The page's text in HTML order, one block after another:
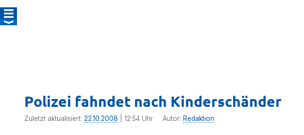
Polizei fahndet nach Kinderschänder
Zuletzt aktualisiert: 22.10.2008 | 12:54 Uhr Autor: Redaktion